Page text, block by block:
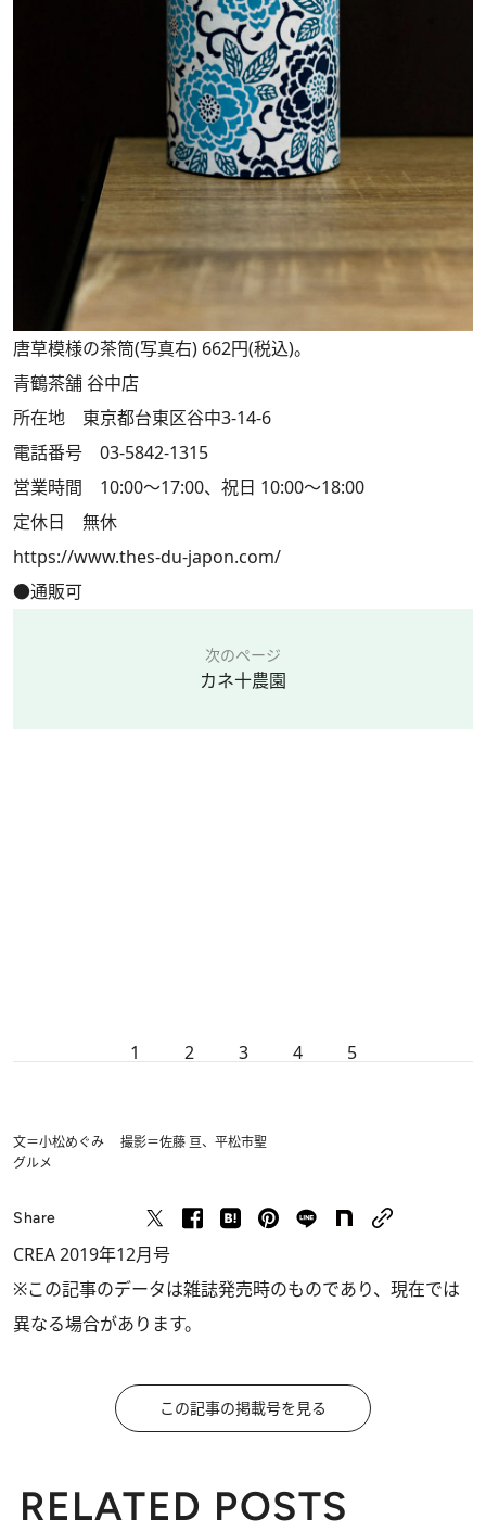
唐草模様の茶筒(写真右) 662円(税込)。
青鶴茶舗 谷中店
所在地 東京都台東区谷中3-14-6
電話番号 03-5842-1315
営業時間 10:00～17:00、祝日 10:00～18:00
定休日 無休
https://www.thes-du-japon.com/
●通販可
次のページ
カネ十農園
1 2 3 4 5
文＝小松めぐみ 撮影＝佐藤 亘、平松市聖
グルメ
Share
CREA 2019年12月号
※この記事のデータは雑誌発売時のものであり、現在では
異なる場合があります。
この記事の掲載号を見る
RELATED POSTS